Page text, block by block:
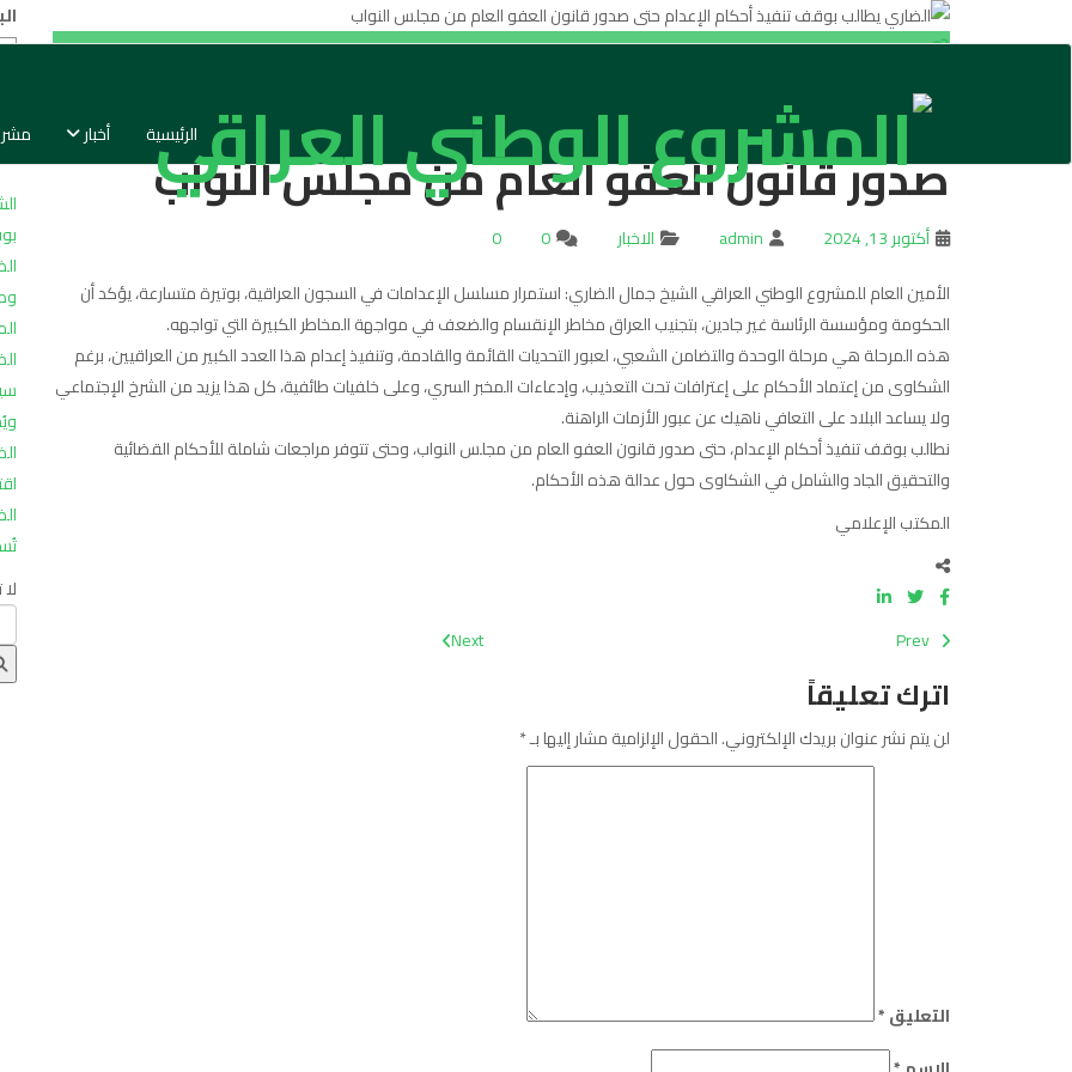
الرئيسية أخبار
الضاري يطالب بوقف تنفيذ أحكام الإعدام حتى
صدور قانون العفو العام من مجلس النواب
أكتوبر 13, 2024 admin الاخبار 0
0
الأمين العام للمشروع الوطني العراقي الشيخ جمال الضاري: استمرار مسلسل الإعدامات في السجون العراقية، بوتيرة متسارعة، يؤكد أن
الحكومة ومؤسسة الرئاسة غير جادين، بتجنيب العراق مخاطر الإنقسام والضعف في مواجهة المخاطر الكبيرة التي تواجهه.
هذه المرحلة هي مرحلة الوحدة والتضامن الشعبي، لعبور التحديات القائمة والقادمة، وتنفيذ إعدام هذا العدد الكبير من العراقيين، برغم
الشكاوى من إعتماد الأحكام على إعترافات تحت التعذيب، وإدعاءات المخبر السري، وعلى خلفيات طائفية، كل هذا يزيد من الشرخ الإجتماعي
ولا يساعد البلاد على التعافي ناهيك عن عبور الأزمات الراهنة.
نطالب بوقف تنفيذ أحكام الإعدام، حتى صدور قانون العفو العام من مجلس النواب، وحتى تتوفر مراجعات شاملة للأحكام القضائية
والتحقيق الجاد والشامل في الشكاوى حول عدالة هذه الأحكام.
المكتب الإعلامي
Prev
Next
اترك تعليقاً
لن يتم نشر عنوان بريدك الإلكتروني.الحقول الإلزامية مشار إليها بـ*
التعليق*